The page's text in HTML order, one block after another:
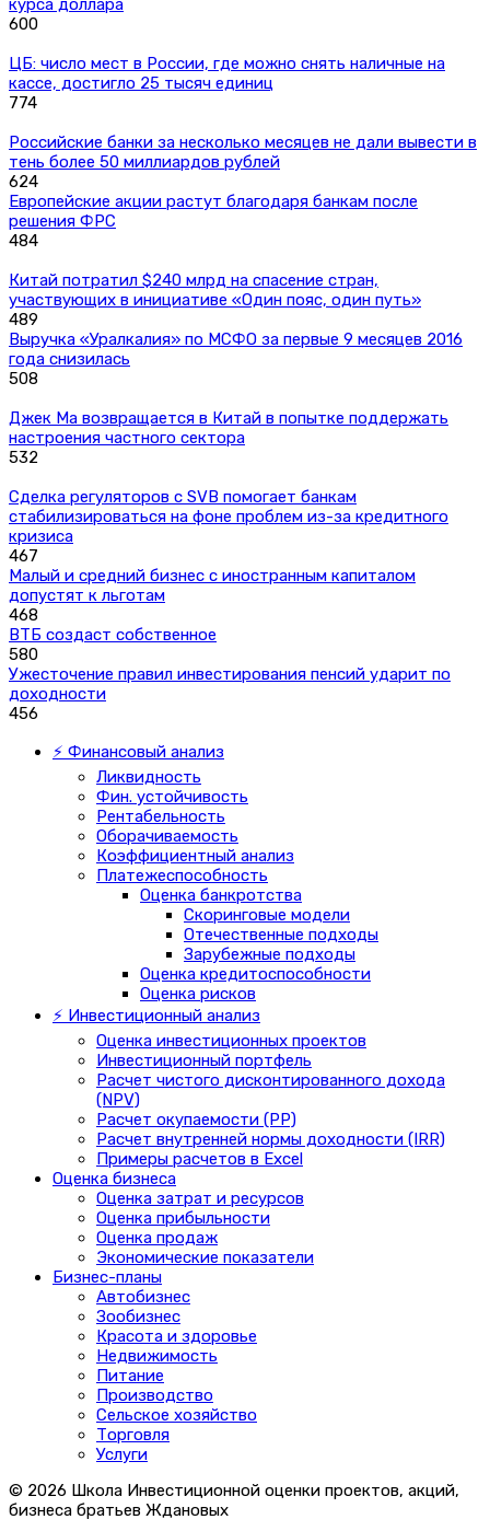
курса доллара
600
ЦБ: число мест в России, где можно снять наличные на
кассе, достигло 25 тысяч единиц
774
Российские банки за несколько месяцев не дали вывести в
тень более 50 миллиардов рублей
624
Европейские акции растут благодаря банкам после
решения ФРС
484
Китай потратил $240 млрд на спасение стран,
участвующих в инициативе «Один пояс, один путь»
489
Выручка «Уралкалия» по МСФО за первые 9 месяцев 2016
года снизилась
508
Джек Ма возвращается в Китай в попытке поддержать
настроения частного сектора
532
Сделка регуляторов с SVB помогает банкам
стабилизироваться на фоне проблем из-за кредитного
кризиса
467
Малый и средний бизнес с иностранным капиталом
допустят к льготам
468
ВТБ создаст собственное
580
Ужесточение правил инвестирования пенсий ударит по
доходности
456
⚡ Финансовый анализ
Ликвидность
Фин. устойчивость
Рентабельность
Оборачиваемость
Коэффициентный анализ
Платежеспособность
Оценка банкротства
Скоринговые модели
Отечественные подходы
Зарубежные подходы
Оценка кредитоспособности
Оценка рисков
⚡ Инвестиционный анализ
Оценка инвестиционных проектов
Инвестиционный портфель
Расчет чистого дисконтированного дохода
(NPV)
Расчет окупаемости (PP)
Расчет внутренней нормы доходности (IRR)
Примеры расчетов в Excel
Оценка бизнеса
Оценка затрат и ресурсов
Оценка прибыльности
Оценка продаж
Экономические показатели
Бизнес-планы
Автобизнес
Зообизнес
Красота и здоровье
Недвижимость
Питание
Производство
Сельское хозяйство
Торговля
Услуги
© 2026 Школа Инвестиционной оценки проектов, акций,
бизнеса братьев Ждановых